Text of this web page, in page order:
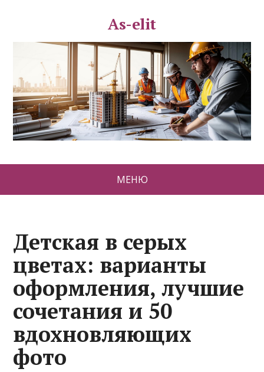
As-elit
МЕНЮ
Детская в серых
цветах: варианты
оформления, лучшие
сочетания и 50
вдохновляющих
фото